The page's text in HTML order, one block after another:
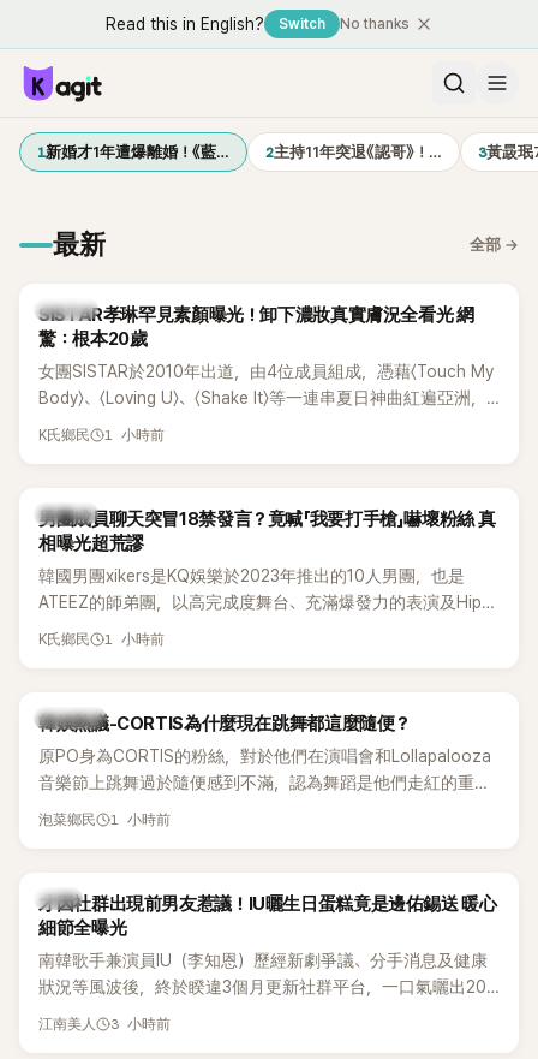
Read this in English? Switch No thanks
1新婚才1年遭爆離婚！《藍… 2主持11年突退《認哥》！… 3黃晸
最新 全部 →
K-POP
SISTAR孝琳罕見素顏曝光！卸下濃妝真實膚況全看光 網
驚：根本20歲
女團SISTAR於2010年出道，由4位成員組成，憑藉〈Touch My
Body〉、〈Loving U〉、〈Shake It〉等一連串夏日神曲紅遍亞洲，
獲封「夏日女王」。不過，團體在出道滿7年後宣布解散，成員各
不僅展現兩人多年不變的好交情，她幾乎素顏入鏡的真實模
樣，也意外掀起網友熱議。
K氏鄉民 1 小時前
K-POP
男團成員聊天突冒18禁發言？竟喊「我要打手槍」嚇壞粉絲 真
相曝光超荒謬
韓國男團xikers是KQ娛樂於2023年推出的10人男團，也是
ATEEZ的師弟團，以高完成度舞台、充滿爆發力的表演及Hip-
Hop風格聞名，出道後迅速累積大批海內外粉絲，近年也陸續
K氏鄉民 1 小時前
熱議討論
韓娛熱議-CORTIS為什麼現在跳舞都這麼隨便？
原PO身為CORTIS的粉絲，對於他們在演唱會和Lollapalooza
音樂節上跳舞過於隨便感到不滿，認為舞蹈是他們走紅的重要
原因，希望他們能更認真地表演。
泡菜鄉民 1 小時前
韓星
才因社群出現前男友惹議！IU曬生日蛋糕竟是邊佑錫送 暖心
細節全曝光
南韓歌手兼演員IU（李知恩）歷經新劇爭議、分手消息及健康
狀況等風波後，終於睽違3個月更新社群平台，一口氣曬出20
張近況照，讓大批粉絲又驚又喜。其中，一張生日蛋糕照意外
江南美人 3 小時前